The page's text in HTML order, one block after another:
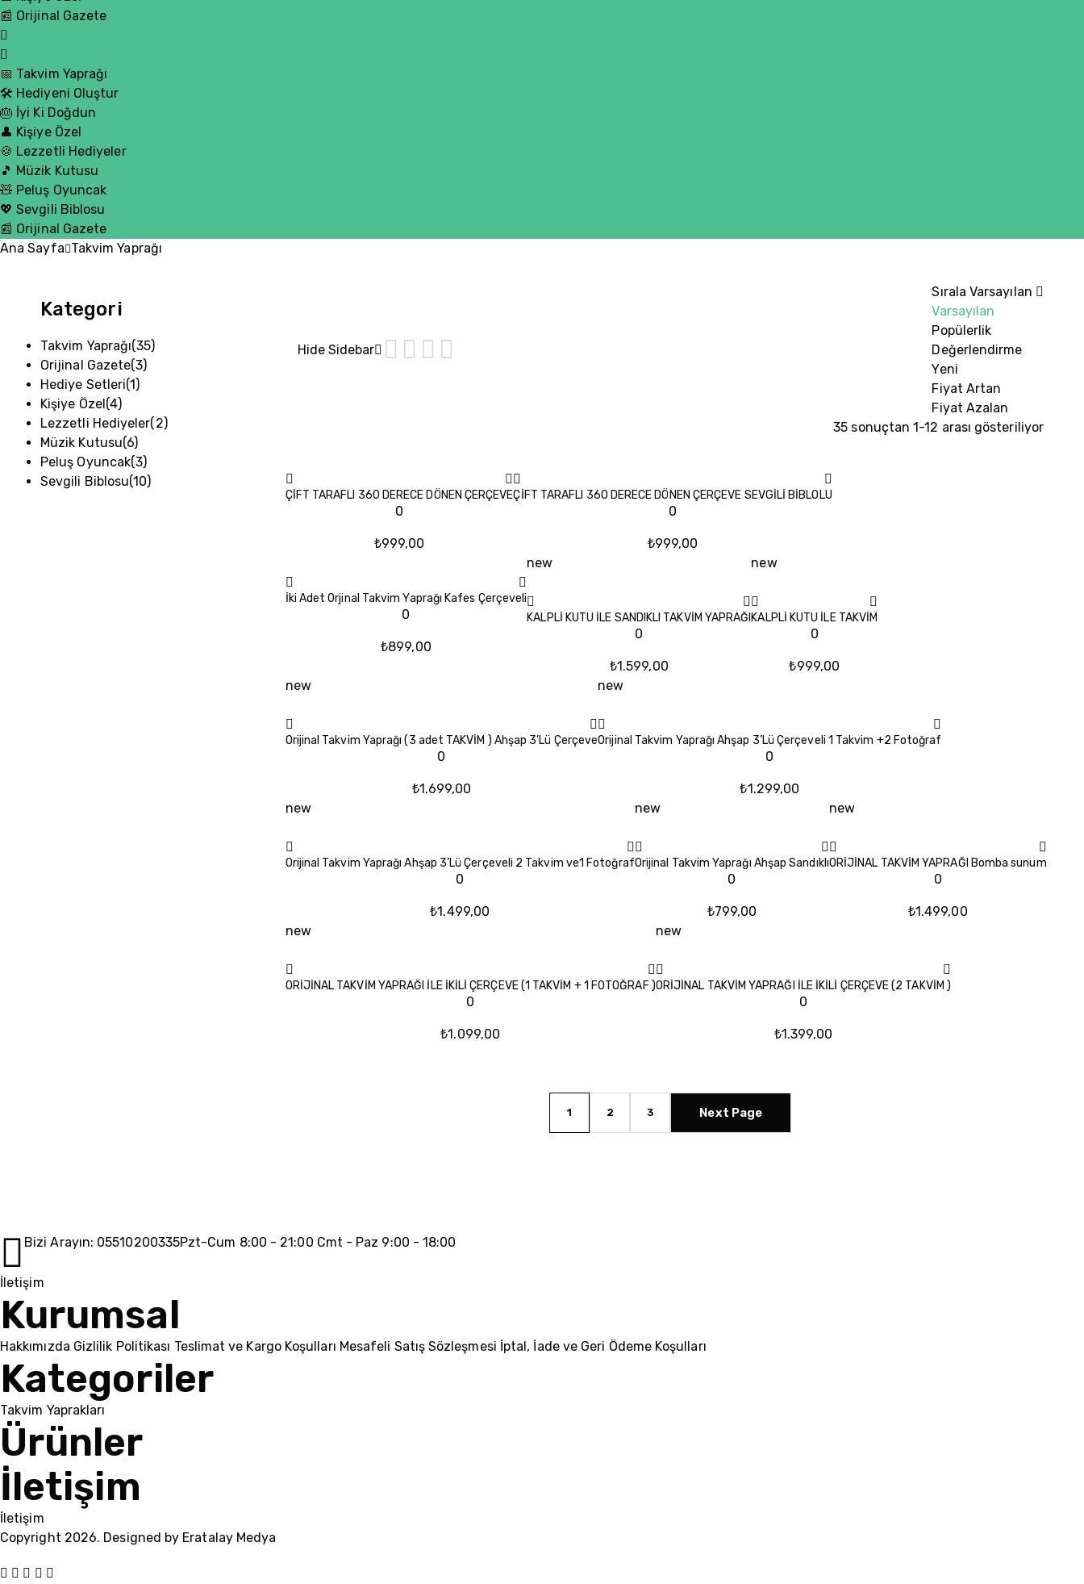
📰 Orijinal Gazete
📅 Takvim Yaprağı
🛠️ Hediyeni Oluştur
🎂 İyi Ki Doğdun
👤 Kişiye Özel
🍪 Lezzetli Hediyeler
🎵 Müzik Kutusu
🧸 Peluş Oyuncak
💖 Sevgili Biblosu
📰 Orijinal Gazete
Ana Sayfa Takvim Yaprağı
Kategori
Takvim Yaprağı(35)
Orijinal Gazete(3)
Hediye Setleri(1)
Kişiye Özel(4)
Lezzetli Hediyeler(2)
Müzik Kutusu(6)
Peluş Oyuncak(3)
Sevgili Biblosu(10)
Hide Sidebar
Sırala Varsayılan
Varsayılan
Popülerlik
Değerlendirme
Yeni
Fiyat Artan
Fiyat Azalan
35 sonuçtan 1-12 arası gösteriliyor
ÇİFT TARAFLI 360 DERECE DÖNEN ÇERÇEVE
0
₺999,00
ÇİFT TARAFLI 360 DERECE DÖNEN ÇERÇEVE SEVGİLİ BİBLOLU
0
₺999,00
İki Adet Orjinal Takvim Yaprağı Kafes Çerçeveli
0
₺899,00
new
KALPLİ KUTU İLE SANDIKLI TAKVİM YAPRAĞI
0
₺1.599,00
new
KALPLİ KUTU İLE TAKVİM
0
₺999,00
new
Orijinal Takvim Yaprağı (3 adet TAKVİM ) Ahşap 3’Lü Çerçeve
0
₺1.699,00
new
Orijinal Takvim Yaprağı Ahşap 3’Lü Çerçeveli 1 Takvim +2 Fotoğraf
0
₺1.299,00
new
Orijinal Takvim Yaprağı Ahşap 3’Lü Çerçeveli 2 Takvim ve1 Fotoğraf
0
₺1.499,00
new
Orijinal Takvim Yaprağı Ahşap Sandıklı
0
₺799,00
new
ORİJİNAL TAKVİM YAPRAĞI Bomba sunum
0
₺1.499,00
new
ORİJİNAL TAKVİM YAPRAĞI İLE İKİLİ ÇERÇEVE (1 TAKVİM + 1 FOTOĞRAF )
0
₺1.099,00
new
ORİJİNAL TAKVİM YAPRAĞI İLE İKİLİ ÇERÇEVE (2 TAKVİM )
0
₺1.399,00
1 2 3 Next Page
Bizi Arayın: 05510200335Pzt-Cum 8:00 - 21:00 Cmt - Paz 9:00 - 18:00
İletişim
Kurumsal
Hakkımızda Gizlilik Politikası Teslimat ve Kargo Koşulları Mesafeli Satış Sözleşmesi İptal, İade ve Geri Ödeme Koşulları
Kategoriler
Takvim Yaprakları
Ürünler
İletişim
İletişim
Copyright 2026. Designed by Eratalay Medya